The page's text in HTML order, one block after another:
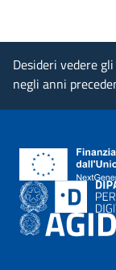
Desideri vedere
negli anni